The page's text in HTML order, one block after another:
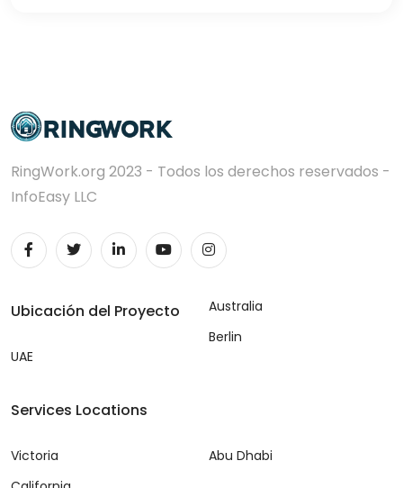
RingWork.org 2023 - Todos los derechos reservados -
InfoEasy LLC
Ubicación del Proyecto
UAE
Australia
Berlin
Services Locations
Victoria
Abu Dhabi